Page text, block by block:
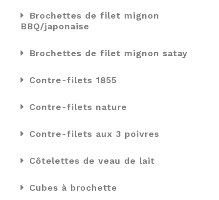
Brochettes de filet mignon
BBQ/japonaise
Brochettes de filet mignon satay
Contre-filets 1855
Contre-filets nature
Contre-filets aux 3 poivres
Côtelettes de veau de lait
Cubes à brochette